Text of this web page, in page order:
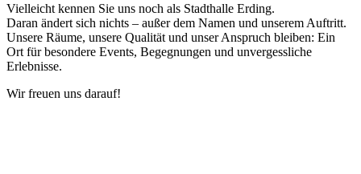
Vielleicht kennen Sie uns noch als Stadthalle Erding.
Daran ändert sich nichts – außer dem Namen und unserem Auftritt.
Unsere Räume, unsere Qualität und unser Anspruch bleiben: Ein
Ort für besondere Events, Begegnungen und unvergessliche
Erlebnisse.
Wir freuen uns darauf!